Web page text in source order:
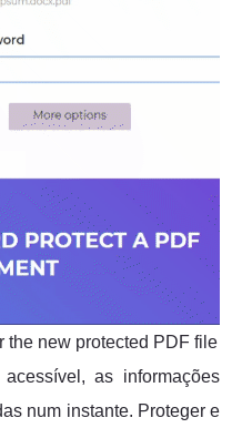
the new protected PDF file
as informações
num instante. Proteger e